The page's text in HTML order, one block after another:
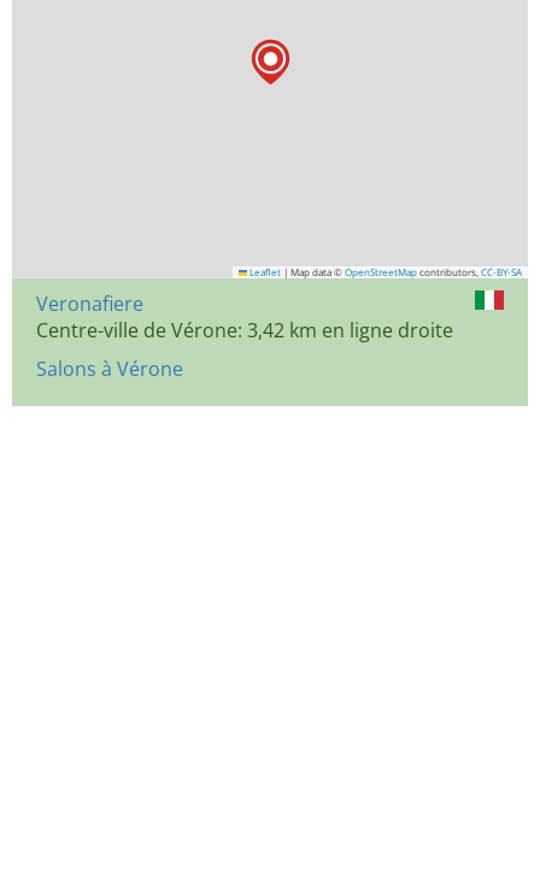
Leaflet | Map data © OpenStreetMap contributors, CC-BY-SA
Veronafiere
Centre-ville de Vérone: 3,42 km en ligne droite
Salons à Vérone